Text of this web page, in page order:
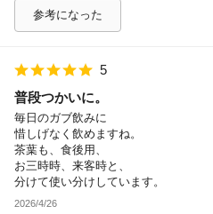
参考になった
5
普段つかいに。
毎日のガブ飲みに
惜しげなく飲めますね。
茶葉も、食後用、
お三時時、来客時と、
分けて使い分けしています。
2026/4/26